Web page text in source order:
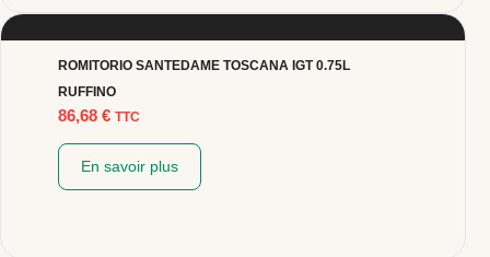
ROMITORIO SANTEDAME TOSCANA IGT 0.75L
RUFFINO
86,68 € TTC
En savoir plus